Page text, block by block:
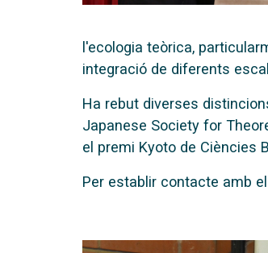
l'ecologia teòrica,
integració de diferents
Ha rebut diverses
Japanese Society for
el premi Kyoto de Ciències
Per establir contacte amb